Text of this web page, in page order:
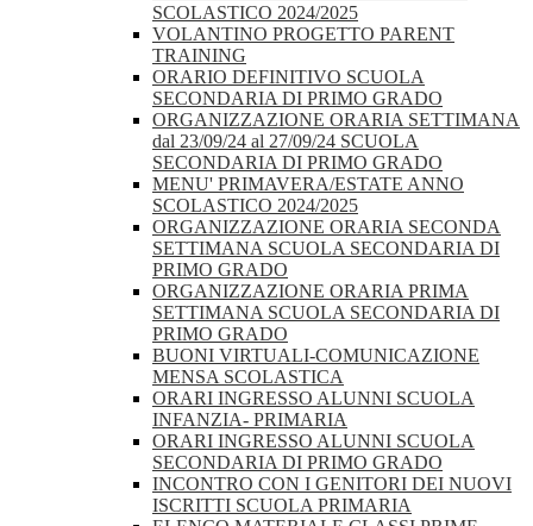
SCOLASTICO 2024/2025
VOLANTINO PROGETTO PARENT
TRAINING
ORARIO DEFINITIVO SCUOLA
SECONDARIA DI PRIMO GRADO
ORGANIZZAZIONE ORARIA SETTIMANA
dal 23/09/24 al 27/09/24 SCUOLA
SECONDARIA DI PRIMO GRADO
MENU' PRIMAVERA/ESTATE ANNO
SCOLASTICO 2024/2025
ORGANIZZAZIONE ORARIA SECONDA
SETTIMANA SCUOLA SECONDARIA DI
PRIMO GRADO
ORGANIZZAZIONE ORARIA PRIMA
SETTIMANA SCUOLA SECONDARIA DI
PRIMO GRADO
BUONI VIRTUALI-COMUNICAZIONE
MENSA SCOLASTICA
ORARI INGRESSO ALUNNI SCUOLA
INFANZIA- PRIMARIA
ORARI INGRESSO ALUNNI SCUOLA
SECONDARIA DI PRIMO GRADO
INCONTRO CON I GENITORI DEI NUOVI
ISCRITTI SCUOLA PRIMARIA